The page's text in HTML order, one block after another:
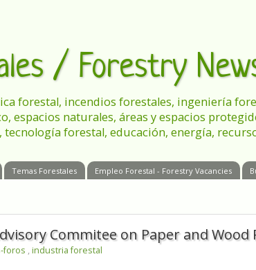
/ Forestry
forestal, incendios forestales, ingeniería
espacios naturales, áreas y espacios
forestal, educación, energía,
Temas Forestales Empleo Forestal - Forestry Vacancies
Commitee on Paper and Wood
foros , industria forestal